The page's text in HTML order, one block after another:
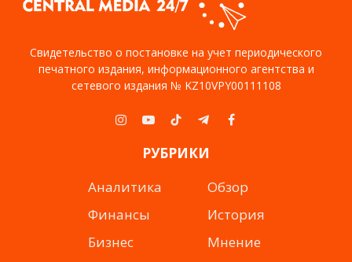
Свидетельство о постановке на учет периодического
печатного издания, информационного агентства и
сетевого издания № KZ10VPY00111108
Instagram
YouTubeTikTokTelegramFacebook
РУБРИКИ
Аналитика
Финансы
Бизнес
Обзор
История
Мнение